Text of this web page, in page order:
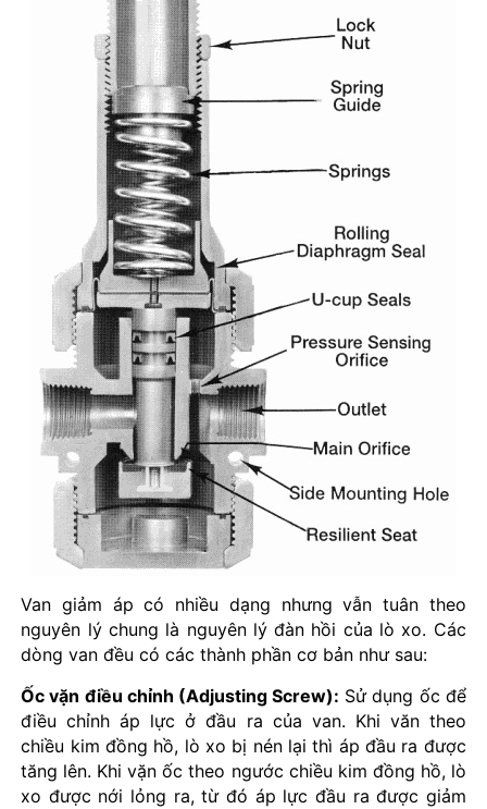
Van giảm áp có nhiều dạng nhưng vẫn tuân theo
nguyên lý chung là nguyên lý đàn hồi của lò xo. Các
dòng van đều có các thành phần cơ bản như sau:
Ốc vặn điều chỉnh (Adjusting Screw): Sử dụng ốc để
điều chỉnh áp lực ở đầu ra của van. Khi văn theo
chiều kim đồng hồ, lò xo bị nén lại thì áp đầu ra được
tăng lên. Khi vặn ốc theo ngước chiều kim đồng hồ, lò
xo được nới lỏng ra, từ đó áp lực đầu ra được giảm